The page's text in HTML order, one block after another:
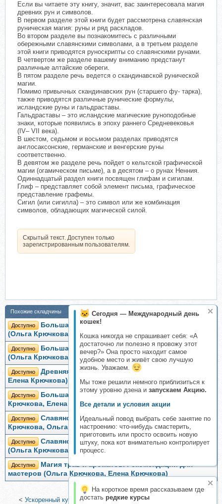
Сегодня — Международный день
кошек!
Кошка никогда не спрашивает себя: «А
достаточно ли полезно я провожу этот
вечер?» Она просто находит самое
удобное место и живёт свою лучшую
жизнь. Уважаем.
Мы тоже решили немного приблизиться к
этому уровню дзена и запускаем Акцию.
Все детали и условия акции
Идеальный повод выбрать себе занятие по
настроению: что-нибудь смастерить,
приготовить или просто освоить новую
штуку, пока кот внимательно контролирует
процесс.
На короткое время рассказываем где
достать редкие курсы
Если вы читаете эту книгу, значит, вас заинтересовала магия
древних рун и символов.
В первом разделе этой книги будет рассмотрена славянская
руническая магия: руны и ряд раскладов.
Во втором разделе вы познакомитесь с различными
обережными славянскими символами, а в третьем разделе
этой книги приводятся руноскрипты со славянскими рунами.
В четвертом же разделе вашему вниманию предстанут
различные алтайские обереги.
В пятом разделе речь ведется о скандинавской рунической
магии.
Помимо привычных скандинавских рун (старшего фу- тарка),
также приводятся различные рунические формулы,
исландские руны и гальдраставы.
Гальдраставы – это исландские магические руноподобные
знаки, которые появились в эпоху раннего Средневековья
(IV– VII века).
В шестом, седьмом и восьмом разделах приводятся
англосаксонские, германские и венгерские руны
соответственно.
В девятом же разделе речь пойдет о кельтской графической
магии (огамическом письме), а в десятом – о рунах Ненния.
Одиннадцатый раздел книги посвящен глифам и сигилам.
Глиф – представляет собой элемент письма, графическое
представление графемы.
Сигил (или сигилла) – это символ или же комбинация
символов, обладающих магической силой.
Скрытый текст. Доступен только
зарегистрированным пользователям.
Похожие складчины
Доступно
Большая книга славянских защитных заговоров
(Ольга Крючкова)
Доступно
Большая книга магических узлов и талисманов
(Ольга Крючкова, Елена Крючкова)
Доступно
Древняя природная магия (Ольга Крючкова,
Елена Крючкова)
Доступно
Большая книга славянской магии (Ольга
Крючкова, Елена Крючкова)
Доступно
Славянские магические узлы и заговоры (Елена
Крючкова, Ольга Крючкова)
Доступно
Славянская обережная и исцеляющая магия
(Ольга Крючкова, Елена Крючкова)
Доступно
Магия трав и ароматов. Рекомендации для
мастеров (Ольга Крючкова, Елена Крючкова)
< Ускоренный курс по Рунической магии. 2015